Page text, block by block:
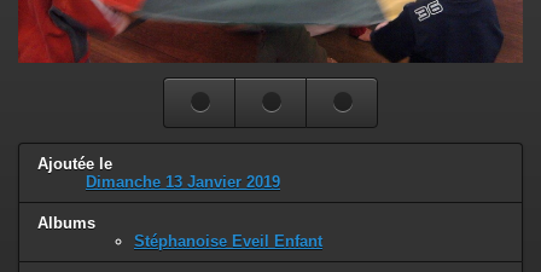
Ajoutée le
Dimanche 13 Janvier 2019
Albums
Stéphanoise Eveil Enfant